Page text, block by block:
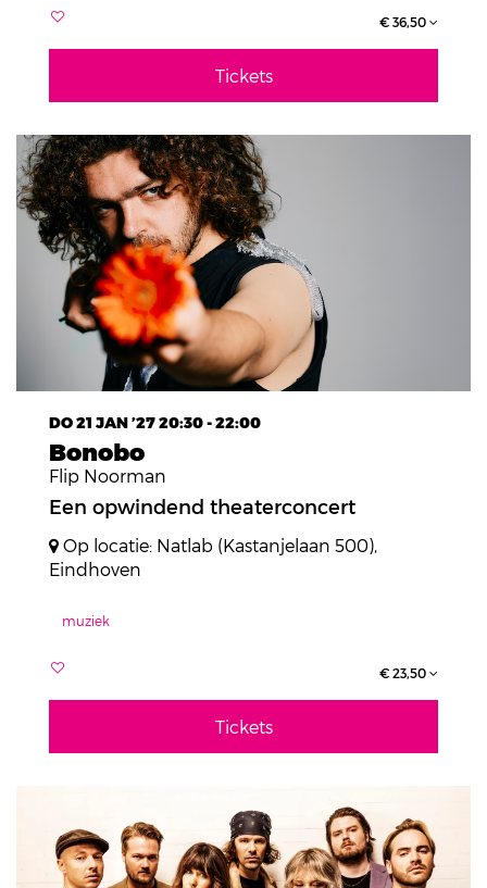
€ 36,50
Tickets
Bonobo
Flip Noorman
DO 21 JAN ’2720:30 - 22:00
Een opwindend theaterconcert
Op locatie: Natlab (Kastanjelaan 500),
Eindhoven
muziek
€ 23,50
Tickets